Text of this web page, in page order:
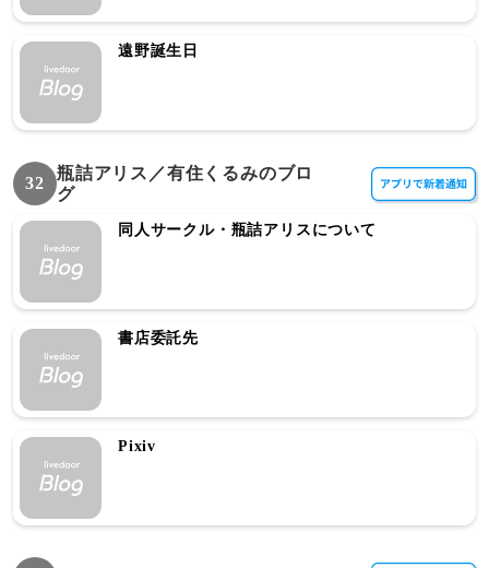
遠野誕生日
32
瓶詰アリス／有住くるみのブロ
グ
同人サークル・瓶詰アリスについて
書店委託先
Pixiv